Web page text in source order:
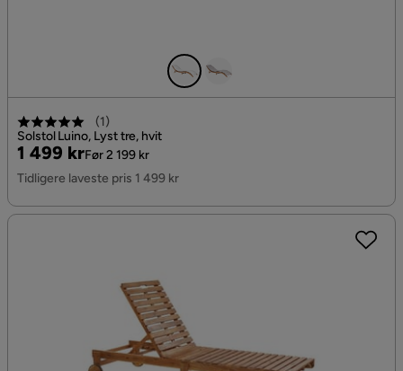
(1)
Solstol Luino, Lyst tre, hvit
Pris
1 499 kr
Original
Pris
Før 2 199 kr
Tidligere laveste pris 1 499 kr